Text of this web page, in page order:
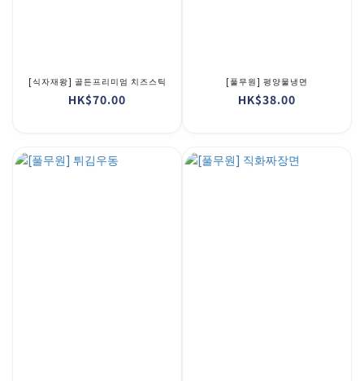
[식자재왕] 골든프리미엄 치즈스틱
HK$70.00
[풀무원] 평양물냉면
HK$38.00